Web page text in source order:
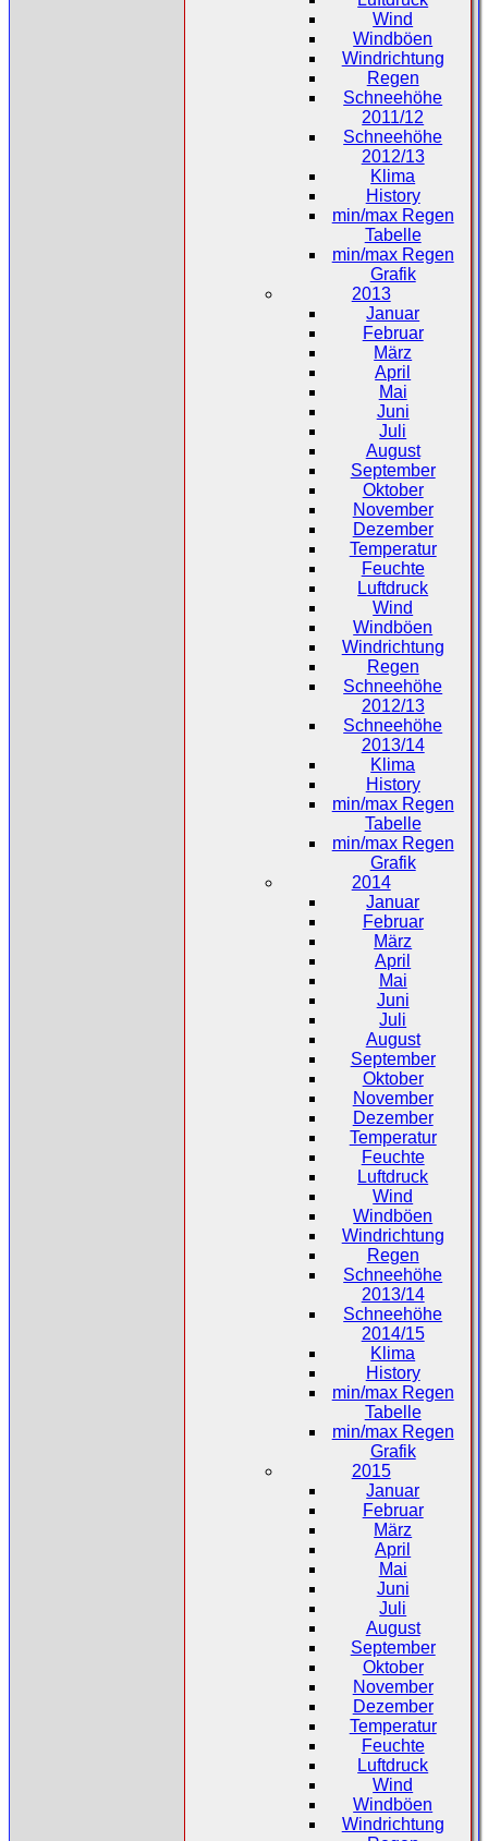
Wind
Windböen
Windrichtung
Regen
Schneehöhe
2011/12
Schneehöhe
2012/13
Klima
History
min/max Regen
Tabelle
min/max Regen
Grafik
2013
Januar
Februar
März
April
Mai
Juni
Juli
August
September
Oktober
November
Dezember
Temperatur
Feuchte
Luftdruck
Wind
Windböen
Windrichtung
Regen
Schneehöhe
2012/13
Schneehöhe
2013/14
Klima
History
min/max Regen
Tabelle
min/max Regen
Grafik
2014
Januar
Februar
März
April
Mai
Juni
Juli
August
September
Oktober
November
Dezember
Temperatur
Feuchte
Luftdruck
Wind
Windböen
Windrichtung
Regen
Schneehöhe
2013/14
Schneehöhe
2014/15
Klima
History
min/max Regen
Tabelle
min/max Regen
Grafik
2015
Januar
Februar
März
April
Mai
Juni
Juli
August
September
Oktober
November
Dezember
Temperatur
Feuchte
Luftdruck
Wind
Windböen
Windrichtung